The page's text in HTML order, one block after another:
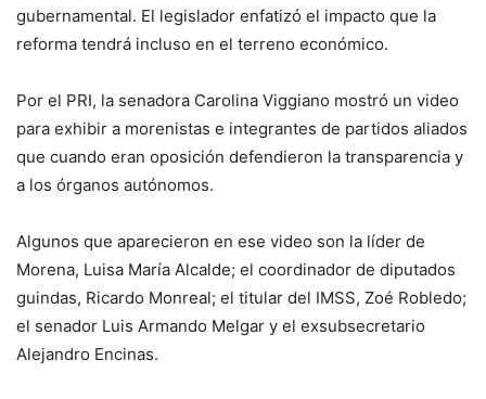
gubernamental. El legislador enfatizó el impacto que la
reforma tendrá incluso en el terreno económico.
Por el PRI, la senadora Carolina Viggiano mostró un video
para exhibir a morenistas e integrantes de partidos aliados
que cuando eran oposición defendieron la transparencia y
a los órganos autónomos.
Algunos que aparecieron en ese video son la líder de
Morena, Luisa María Alcalde; el coordinador de diputados
guindas, Ricardo Monreal; el titular del IMSS, Zoé Robledo;
el senador Luis Armando Melgar y el exsubsecretario
Alejandro Encinas.